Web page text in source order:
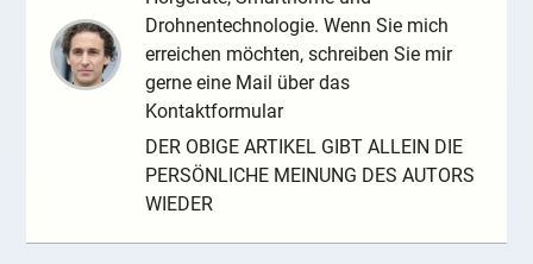
Drohnentechnologie. Wenn Sie mich
erreichen möchten, schreiben Sie mir
gerne eine Mail über das
Kontaktformular
DER OBIGE ARTIKEL GIBT ALLEIN DIE
PERSÖNLICHE MEINUNG DES AUTORS
WIEDER